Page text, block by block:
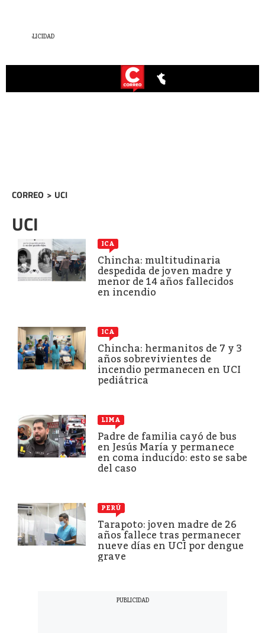
CORREO > UCI
UCI
ICA
Chincha: multitudinaria
despedida de joven madre y
menor de 14 años fallecidos
en incendio
ICA
Chincha: hermanitos de 7 y 3
años sobrevivientes de
incendio permanecen en UCI
pediátrica
LIMA
Padre de familia cayó de bus
en Jesús María y permanece
en coma inducido: esto se sabe
del caso
PERÚ
Tarapoto: joven madre de 26
años fallece tras permanecer
nueve días en UCI por dengue
grave